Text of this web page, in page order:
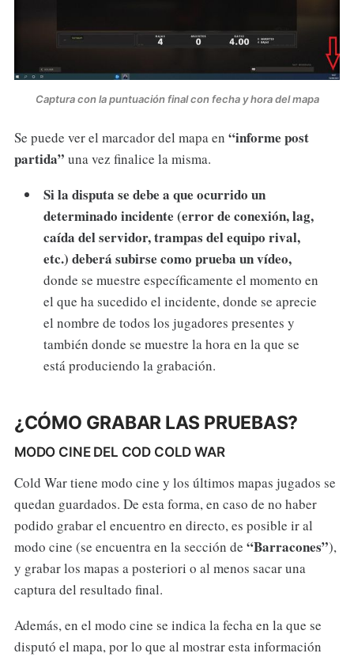
Captura con la puntuación final con fecha y hora del mapa
Se puede ver el marcador del mapa en “informe post
partida” una vez finalice la misma.
Si la disputa se debe a que ocurrido un
determinado incidente (error de conexión, lag,
caída del servidor, trampas del equipo rival,
etc.) deberá subirse como prueba un vídeo,
donde se muestre específicamente el momento en
el que ha sucedido el incidente, donde se aprecie
el nombre de todos los jugadores presentes y
también donde se muestre la hora en la que se
está produciendo la grabación.
¿CÓMO GRABAR LAS PRUEBAS?
MODO CINE DEL COD COLD WAR
Cold War tiene modo cine y los últimos mapas jugados se
quedan guardados. De esta forma, en caso de no haber
podido grabar el encuentro en directo, es posible ir al
modo cine (se encuentra en la sección de “Barracones”),
y grabar los mapas a posteriori o al menos sacar una
captura del resultado final.
Además, en el modo cine se indica la fecha en la que se
disputó el mapa, por lo que al mostrar esta información